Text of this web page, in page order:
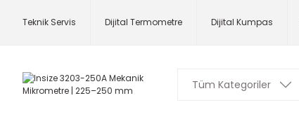
Teknik Servis Dijital Termometre Dijital Kumpas